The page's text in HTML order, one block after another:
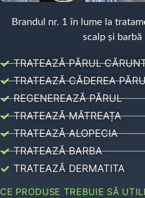
Brandul nr. 1 în lume la
scalp și barbă
TRATEAZĂ PĂRUL
TRATEAZĂ CĂDEREA
REGENEREAZĂ PĂRUL
TRATEAZĂ MĂTREAȚA
TRATEAZĂ ALOPECIA
TRATEAZĂ BARBA
TRATEAZĂ DERMATITA
CE PRODUSE TREBUIE SĂ